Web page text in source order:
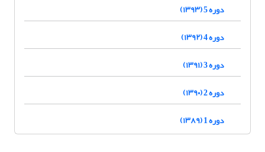
دوره 5 (۱۳۹۳)
دوره 4 (۱۳۹۲)
دوره 3 (۱۳۹۱)
دوره 2 (۱۳۹۰)
دوره 1 (۱۳۸۹)